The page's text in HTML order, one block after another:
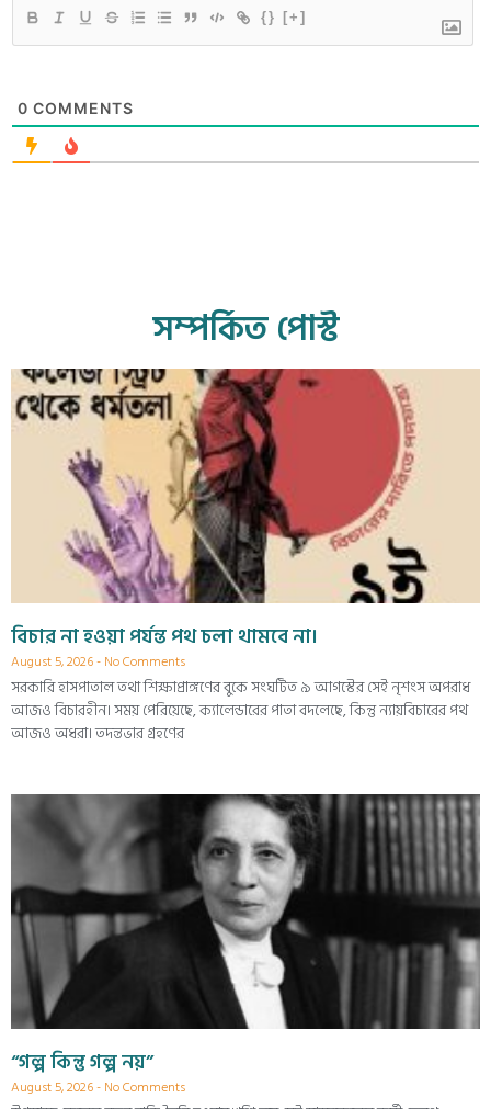
{} [+]
0 COMMENTS
সম্পর্কিত পোস্ট
বিচার না হওয়া পর্যন্ত পথ চলা থামবে না।
August 5, 2026 No Comments
সরকারি হাসপাতাল তথা শিক্ষাপ্রাঙ্গণের বুকে সংঘটিত ৯ আগস্টের সেই নৃশংস অপরাধ
আজও বিচারহীন। সময় পেরিয়েছে, ক্যালেন্ডারের পাতা বদলেছে, কিন্তু ন্যায়বিচারের পথ
আজও অধরা। তদন্তভার গ্রহণের
“গল্প কিন্তু গল্প নয়”
August 5, 2026 No Comments